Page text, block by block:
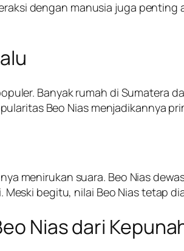
dengan manusia juga
Banyak rumah di Sumatera
Beo Nias menjadikannya
menirukan suara. Beo Nias
begitu, nilai Beo Nias tetap
Nias dari